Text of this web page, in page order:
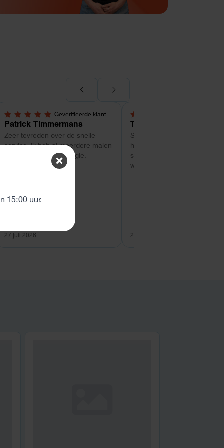
Geverifieerde klant
5,0 van 5 sterren
Patrick Timmermans
Zeer tevreden over de snelle
service. ik heb al meerdere malen
besteld bij Helion energie.
27 juli 2026
5,0 van 5 sterren
Tom
Super service tot zo ver.
hulp met uitzoeken van welk
systeem geschikt is. Vragen
worden snel beantwoord
26 juli 2026
15:00 uur.